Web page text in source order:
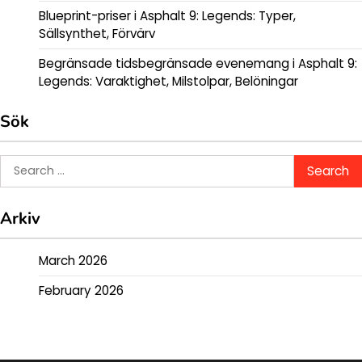
Blueprint-priser i Asphalt 9: Legends: Typer,
Sällsynthet, Förvärv
Begränsade tidsbegränsade evenemang i Asphalt 9:
Legends: Varaktighet, Milstolpar, Belöningar
Sök
Search
for:
Arkiv
March 2026
February 2026